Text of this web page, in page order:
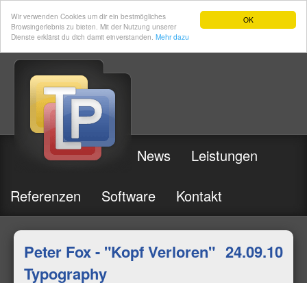
OK
Wir verwenden Cookies um dir ein bestmögliches
Browsingerlebnis zu bieten. Mit der Nutzung unserer
Dienste erklärst du dich damit einverstanden. Mehr dazu
News Leistungen
Referenzen Software Kontakt
24.09.10
Peter Fox - "Kopf Verloren"
Typography